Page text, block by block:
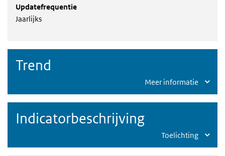
Updatefrequentie
Jaarlijks
Trend
Meer informatie
Indicatorbeschrijving
Toelichting